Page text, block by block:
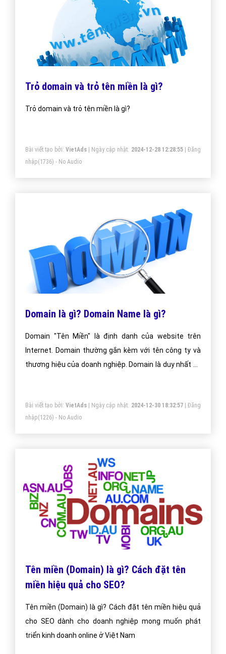
Trỏ domain và trỏ tên miền là gì?
Trỏ domain và trỏ tên miền là gì?
Bài viết tạo bởi: VietAds| Ngày cập nhật: 2024-12-28 12:28:55|Đăng
nhập(1736) - No Audio
Domain là gì? Domain Name là gì?
Domain "Tên Miền" là định danh của website trên
Internet. Domain thường gắn kèm với tên công ty và
thương hiệu của doanh nghiệp. Domain là duy nhất và
Bài viết tạo bởi: VietAds| Ngày cập nhật: 2024-12-30 18:32:57|Đăng
nhập(1226) - No Audio
Tên miền (Domain) là gì? Cách đặt tên
miền hiệu quả cho SEO?
Tên miền (Domain) là gì? Cách đặt tên miền hiệu quả
cho SEO dành cho doanh nghiệp mong muốn phát
triển kinh doanh online ở Việt Nam